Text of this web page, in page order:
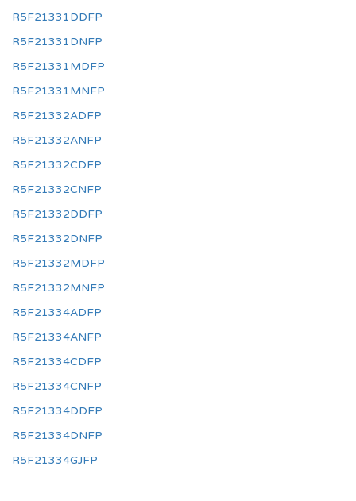
R5F21331DDFP
R5F21331DNFP
R5F21331MDFP
R5F21331MNFP
R5F21332ADFP
R5F21332ANFP
R5F21332CDFP
R5F21332CNFP
R5F21332DDFP
R5F21332DNFP
R5F21332MDFP
R5F21332MNFP
R5F21334ADFP
R5F21334ANFP
R5F21334CDFP
R5F21334CNFP
R5F21334DDFP
R5F21334DNFP
R5F21334GJFP